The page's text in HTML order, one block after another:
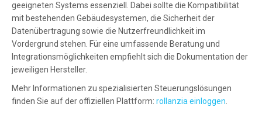
geeigneten Systems essenziell. Dabei sollte die Kompatibilität
mit bestehenden Gebäudesystemen, die Sicherheit der
Datenübertragung sowie die Nutzerfreundlichkeit im
Vordergrund stehen. Für eine umfassende Beratung und
Integrationsmöglichkeiten empfiehlt sich die Dokumentation der
jeweiligen Hersteller.
Mehr Informationen zu spezialisierten Steuerungslösungen
finden Sie auf der offiziellen Plattform: rollanzia einloggen